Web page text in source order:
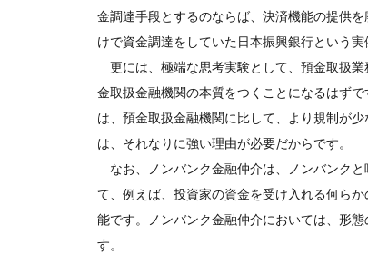
金調達手段とするのならば、決済機能の提供
けで資金調達をしていた日本振興銀行という実
更には、極端な思考実験として、預金取扱業
金取扱金融機関の本質をつくことになるはず
は、預金取扱金融機関に比して、より規制が
は、それなりに強い理由が必要だからです。
なお、ノンバンク金融仲介は、ノンバンク
て、例えば、投資家の資金を受け入れる何ら
能です。ノンバンク金融仲介においては、形
す。